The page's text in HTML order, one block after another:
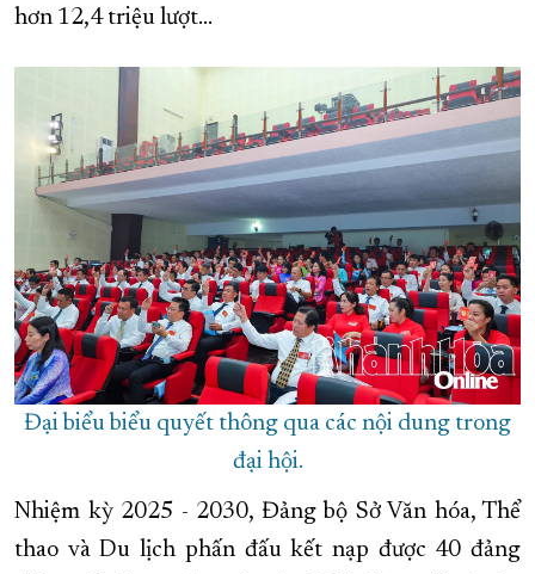
hơn 12,4 triệu lượt…
Đại biểu biểu quyết thông qua các nội dung trong
đại hội.
Nhiệm kỳ 2025 - 2030, Đảng bộ Sở Văn hóa, Thể
thao và Du lịch phấn đấu kết nạp được 40 đảng